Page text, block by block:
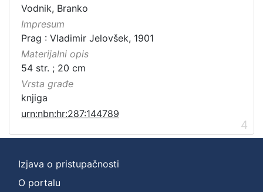
Vodnik, Branko
Impresum
Prag : Vladimir Jelovšek, 1901
Materijalni opis
54 str. ; 20 cm
Vrsta građe
knjiga
urn:nbn:hr:287:144789
4
Izjava o pristupačnosti
O portalu